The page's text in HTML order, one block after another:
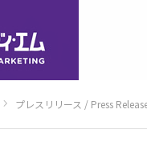
プレスリリース / Press